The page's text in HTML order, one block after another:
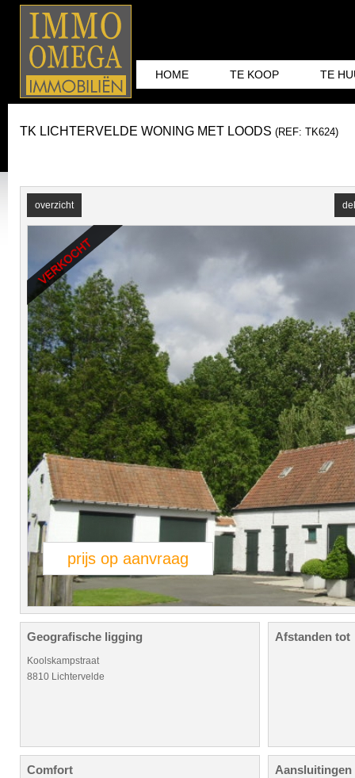
HOME TE KOOP TE
TK LICHTERVELDE WONING MET LOODS (REF: TK624)
prijs op aanvraag
overzicht
Geografische ligging
Koolskampstraat
8810 Lichtervelde
Afstanden tot
Comfort Aansluitingen